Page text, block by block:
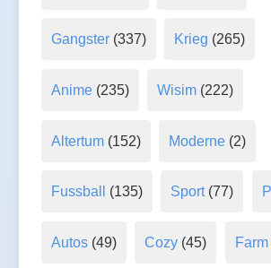
Gangster(337) Krieg (265)
Anime(235) Wisim (222)
Altertum(152) Moderne (2)
Fussball (135) Sport(77)
Autos(49) Cozy (45)